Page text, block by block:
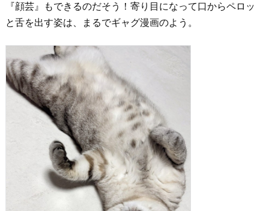
『顔芸』もできるのだそう！寄り目になって口からペロッ
と舌を出す姿は、まるでギャグ漫画のよう。